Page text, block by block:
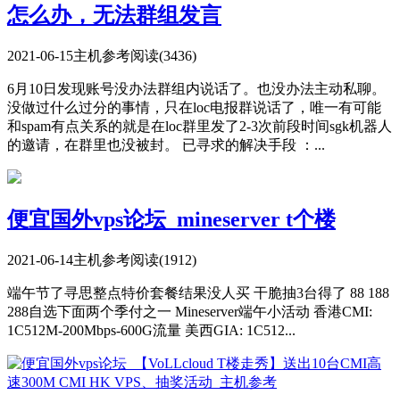
怎么办，无法群组发言
2021-06-15主机参考阅读(3436)
6月10日发现账号没办法群组内说话了。也没办法主动私聊。
没做过什么过分的事情，只在loc电报群说话了，唯一有可能
和spam有点关系的就是在loc群里发了2-3次前段时间sgk机器人
的邀请，在群里也没被封。 已寻求的解决手段 ：...
便宜国外vps论坛_mineserver t个楼
2021-06-14主机参考阅读(1912)
端午节了寻思整点特价套餐结果没人买 干脆抽3台得了 88 188
288自选下面两个季付之一 Mineserver端午小活动 香港CMI:
1C512M-200Mbps-600G流量 美西GIA: 1C512...